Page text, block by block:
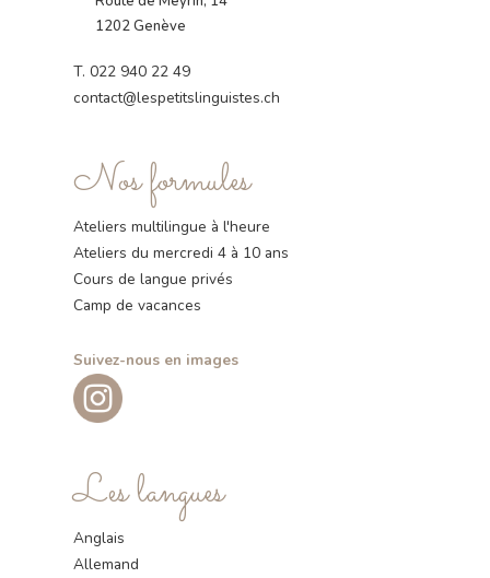
1202 Genève
T. 022 940 22 49
contact@lespetitslinguistes.ch
Nos formules
Ateliers multilingue à l'heure
Ateliers du mercredi 4 à 10 ans
Cours de langue privés
Camp de vacances
Suivez-nous en images
Les langues
Anglais
Allemand